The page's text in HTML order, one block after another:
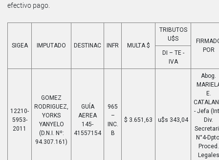
efectivo pago.
SIGEA IMPUTADO DESTINAC INFR MULTA $
TRIBUTOS
U$S
POR
DI – TE -
IVA
12210-
5953-
2011
GOMEZ
RODRIGUEZ,
YORKS
YANYELO
(D.N.I. Nº:
94.307.161)
GUÍA
AEREA
145-
41557154
965
–
INC.
B
$ 3.651,63 u$s 343,04
Abog.
E.
- Jefa
Div.
N°4-
Proced.
Legales